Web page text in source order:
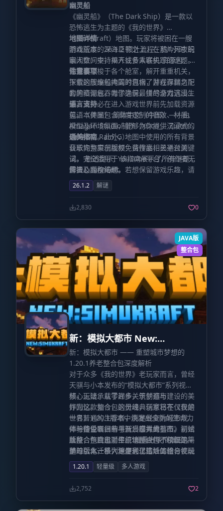
幽灵船
《幽灵船》（The Dark Ship）是一款以
恐怖逃生为主题的《我的世界》
（Minecraft）地图。玩家将被困在一艘
阴森荒废的深海巨轮之上，在那片死寂的
幽闭空间中，揭开往昔乘客失踪的谜题。
你需要穿梭于各个舱室，解开重重机关，
探索这艘废船掩盖的真相，并在深渊之下
的黑暗彻底吞噬你之前，拼尽全力逃出生
天。
地图详情
游戏版本：26.1.2 预计流程：约1小时 玩
家人数：支持单人或多人联机 资源包：必
需安装
注意事项
下载的压缩包内同时包含了游戏存档与配
套的资源包。为了确保最佳的游戏沉浸
感，请务必在进入游戏世界前先加载资源
包。本作品包含高度定制的音效、材质、
模型及环境氛围，能够为你提供沉浸式的
恐怖体验。此外，地图中使用的所有背景
音乐均为原创版权免费作品，已通过测
试，完全适用于YouTube平台，创作者无
需担心版权问题。
语言支持
英语（美国） 简体中文（中国）——由
Amagari Studio制作（XDon_、Zuiter、
Cat417、Rain_G）
通关指南
获取完整实况视频：请搜索相关平台关键
词。 剧透提示：该指南展示了所有谜题的
解法及完整结局，若想保留游戏乐趣，请
谨慎观看。
作者：zannLeft
26.1.2 解谜
2,830 0
JAVA版
整合包
新：模拟大都市 New:
Simulation Metropolis
新：模拟大都市 —— 重塑城市梦想的
1.20.1养老整合包深度解析
对于众多《我的世界》老玩家而言，曾经
天骐与小本发布的“模拟大都市”系列视
频，无疑承载了许多关于创造与建设的美
好回忆。如今，这份经典创意已在《我的
世界》1.20.1版本中焕发出全新的生命力
——备受瞩目的《新：模拟大都市》测试
版整合包应运而生。该整合包不仅仅是简
单的版本迁移，更是通过精妙的组合，融
入了如“农夫乐事”（（Farmer's
Delight））、“拾光剪影”
（Supplementaries）等主流辅助模组，
旨在为玩家打造一场高自由度的养老建设
核心玩法：从零起步，筑梦都市
作为这款整合包的灵魂，玩家将不仅仅是
一名普通的生存者，而是蜕变为城市规划
师与建设者，亲手开启宏大的蓝图。初始
阶段，整合包对平原地形进行了精细的平
整与优化，极大地便利了选址工作，使玩
家能够迅速投入到城市基础设施的搭建
中。你将指挥各怀绝技的NPC，从一块地
基开始，一砖一瓦地构建起错落有致的街
区与楼宇。伴随着城市的稳步扩张，不仅
体验特色：细节与沉浸感并重
此整合包跳出了传统“堆叠方块”的窠臼，
通过引入一系列深度优化生活体验与视觉
质量的模组，为游戏世界注入了独特的“烟
火气息”。当你漫步于自己亲手规整的街道
上，或许会偶遇往来的NPC行人，夜幕降
临时，目睹楼宇间灯火阑珊逐一亮起，抑
1.20.1 轻量级 多人游戏
2,752 2